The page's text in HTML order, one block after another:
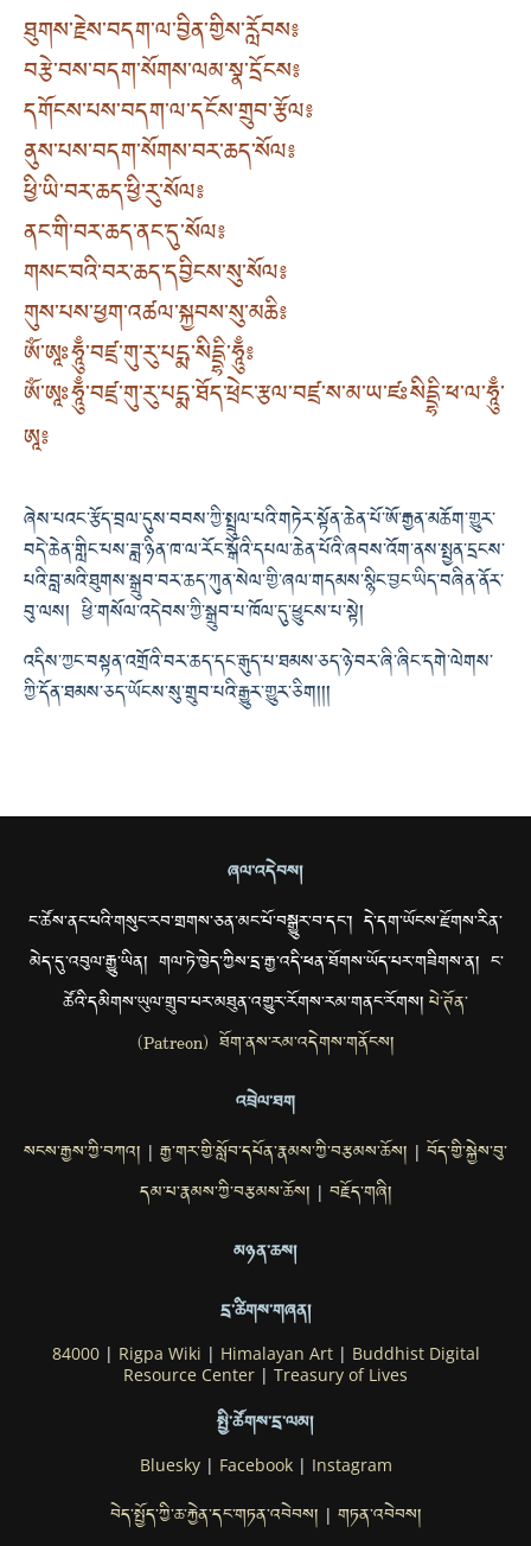
ཐུགས་རྗེས་བདག་ལ་བྱིན་གྱིས་རློབས༔
བརྩེ་བས་བདག་སོགས་ལམ་སྣ་དྲོངས༔
དགོངས་པས་བདག་ལ་དངོས་གྲུབ་རྩོལ༔
ནུས་པས་བདག་སོགས་བར་ཆད་སོལ༔
ཕྱི་ཡི་བར་ཆད་ཕྱི་རུ་སོལ༔
ནང་གི་བར་ཆད་ནང་དུ་སོལ༔
གསང་བའི་བར་ཆད་དབྱིངས་སུ་སོལ༔
གུས་པས་ཕྱག་འཚལ་སྐྱབས་སུ་མཆི༔
ཨོཾ་ཨཱཿཧཱུྃ་བཛྲ་གུ་རུ་པདྨ་སིདྡྷི་ཧཱུྃ༔
ཨོཾ་ཨཱཿཧཱུྃ་བཛྲ་གུ་རུ་པདྨ་ཐོད་ཕྲེང་རྩལ་བཛྲ་ས་མ་ཡ་ཛཿསིདྡྷི་ཕ་ལ་ཧཱུྃ་
ཨཱ༔
ཞེས་པའང་རྩོད་བྲལ་དུས་བབས་ཀྱི་སྤྲུལ་པའི་གཏེར་སྟོན་ཆེན་པོ་ཨོ་རྒྱན་མཆོག་གྱུར་
བདེ་ཆེན་གླིང་པས་ཟླ་ཉིན་ཁ་ལ་རོང་སྒོའི་དཔལ་ཆེན་པོའི་ཞབས་འོག་ནས་སྤྱན་དྲངས་
པའི་བླ་མའི་ཐུགས་སྒྲུབ་བར་ཆད་ཀུན་སེལ་གྱི་ཞལ་གདམས་སྙིང་བྱང་ཡིད་བཞིན་ནོར་
བུ་ལས། ཕྱི་གསོལ་འདེབས་ཀྱི་སྒྲུབ་པ་ཁོལ་དུ་ཕྱུངས་པ་སྟེ།
འདིས་ཀྱང་བསྟན་འགྲོའི་བར་ཆད་དང་རྒུད་པ་ཐམས་ཅད་ཉེ་བར་ཞི་ཞིང་དགེ་ལེགས་
ཀྱི་དོན་ཐམས་ཅད་ཡོངས་སུ་གྲུབ་པའི་རྒྱུར་གྱུར་ཅིག། །།
ཞལ་འདེབས།
ང་ཚོས་ནང་པའི་གསུང་རབ་གྲགས་ཅན་མང་པོ་བསྒྱུར་བ་དང་། དེ་དག་ཡོངས་རྫོགས་རིན་
མེད་དུ་འབུལ་རྒྱུ་ཡིན། གལ་ཏེ་ཁྱེད་ཀྱིས་དྲ་རྒྱ་འདི་ཕན་ཐོགས་ཡོད་པར་གཟིགས་ན། ང་
ཚོའི་དམིགས་ཡུལ་གྲུབ་པར་མཐུན་འགྱུར་རོགས་རམ་གནང་རོགས།པེ་ཊོན་
(Patreon) ཐོག་ནས་རམ་འདེགས་གནོངས།
འབྲེལ་ཐག
སངས་རྒྱས་ཀྱི་བཀའ། རྒྱ་གར་གྱི་སློབ་དཔོན་རྣམས་ཀྱི་བརྩམས་ཆོས། བོད་གྱི་སྐྱེས་བུ་
དམ་པ་རྣམས་ཀྱི་བརྩམས་ཆོས། བརྗོད་གཞི།
མཉན་ཆས།
དྲ་ཚིགས་གཞན།
84000| Rigpa Wiki Himalayan Art| Buddhist Digital
Resource Center
Treasury of Lives
སྤྱི་ཚོགས་དྲ་ལམ།
Bluesky| Facebook| Instagram
བེད་སྤྱོད་ཀྱི་ཆ་རྐྱེན་དང་གཏན་འབེབས། གཏན་འབེབས།